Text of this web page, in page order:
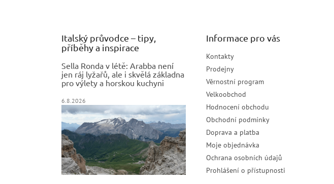
Italský průvodce – tipy,
příběhy a inspirace
Sella Ronda v létě: Arabba není
jen ráj lyžařů, ale i skvělá základna
pro výlety a horskou kuchyni
6.8.2026
Informace pro vás
Kontakty
Prodejny
Věrnostní program
Velkoobchod
Hodnocení obchodu
Obchodní podmínky
Doprava a platba
Moje objednávka
Ochrana osobních údajů
Prohlášení o přístupnosti